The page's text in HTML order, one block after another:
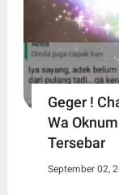
Geger !
Wa
Tersebar
September 02,